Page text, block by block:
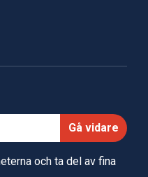
Gå vidare
och ta del av fina